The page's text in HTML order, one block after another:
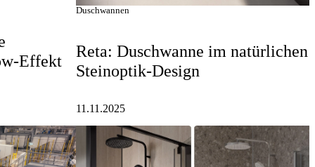
Effekt
Duschwannen
Reta: Duschwanne im natürlichen
Steinoptik-Design
11.11.2025